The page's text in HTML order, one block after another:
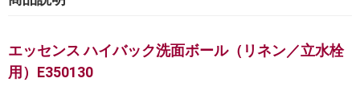
エッセンス ハイバック洗面ボール（リネン／立水栓
用）E350130